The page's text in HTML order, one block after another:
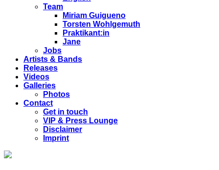
Team
Miriam Guigueno
Torsten Wohlgemuth
Praktikant:in
Jane
Jobs
Artists & Bands
Releases
Videos
Galleries
Photos
Contact
Get in touch
VIP & Press Lounge
Disclaimer
Imprint